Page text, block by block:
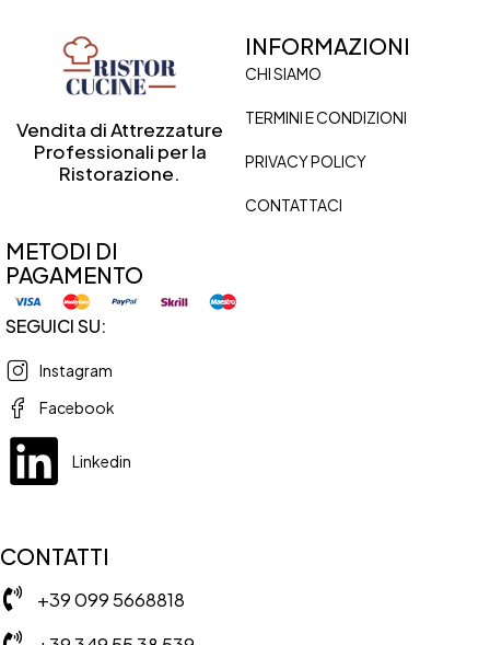
Vendita di Attrezzature
Professionali per la
Ristorazione.
INFORMAZIONI
CHI SIAMO
TERMINI E CONDIZIONI
PRIVACY POLICY
CONTATTACI
METODI DI
PAGAMENTO
SEGUICI SU:
Instagram
Facebook
Linkedin
CONTATTI
+39 099 5668818